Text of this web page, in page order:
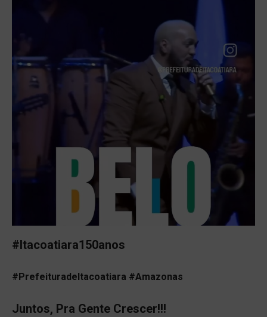
#Itacoatiara150anos
#Prefeituradeltacoatiara #Amazonas
Juntos, Pra Gente Crescer!!!